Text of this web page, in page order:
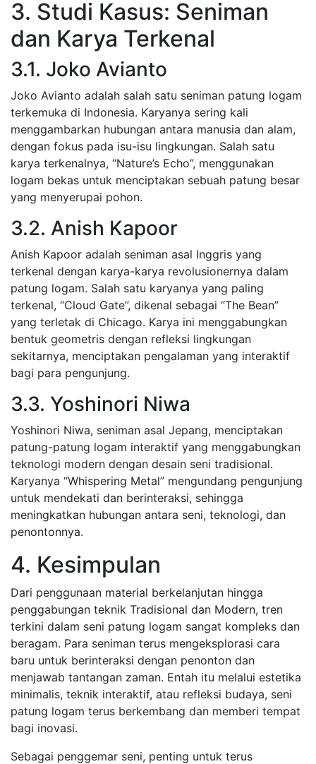
3. Studi Kasus: Seniman
dan Karya Terkenal
3.1. Joko Avianto
Joko Avianto adalah salah satu seniman patung logam
terkemuka di Indonesia. Karyanya sering kali
menggambarkan hubungan antara manusia dan alam,
dengan fokus pada isu-isu lingkungan. Salah satu
karya terkenalnya, “Nature’s Echo”, menggunakan
logam bekas untuk menciptakan sebuah patung besar
yang menyerupai pohon.
3.2. Anish Kapoor
Anish Kapoor adalah seniman asal Inggris yang
terkenal dengan karya-karya revolusionernya dalam
patung logam. Salah satu karyanya yang paling
terkenal, “Cloud Gate”, dikenal sebagai “The Bean”
yang terletak di Chicago. Karya ini menggabungkan
bentuk geometris dengan refleksi lingkungan
sekitarnya, menciptakan pengalaman yang interaktif
bagi para pengunjung.
3.3. Yoshinori Niwa
Yoshinori Niwa, seniman asal Jepang, menciptakan
patung-patung logam interaktif yang menggabungkan
teknologi modern dengan desain seni tradisional.
Karyanya “Whispering Metal” mengundang pengunjung
untuk mendekati dan berinteraksi, sehingga
meningkatkan hubungan antara seni, teknologi, dan
penontonnya.
4. Kesimpulan
Dari penggunaan material berkelanjutan hingga
penggabungan teknik Tradisional dan Modern, tren
terkini dalam seni patung logam sangat kompleks dan
beragam. Para seniman terus mengeksplorasi cara
baru untuk berinteraksi dengan penonton dan
menjawab tantangan zaman. Entah itu melalui estetika
minimalis, teknik interaktif, atau refleksi budaya, seni
patung logam terus berkembang dan memberi tempat
bagi inovasi.
Sebagai penggemar seni, penting untuk terus